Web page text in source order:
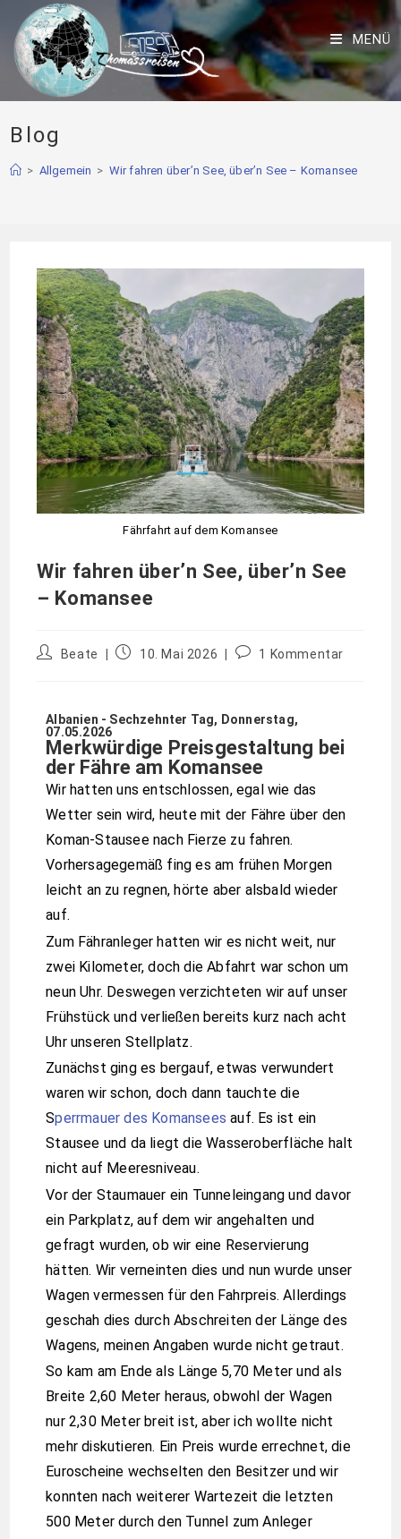
MENÜ
Blog
> Allgemein > Wir fahren über’n See, über’n See – Komansee
Fährfahrt auf dem Komansee
Wir fahren über’n See, über’n See
– Komansee
Beate 10. Mai 2026 1 Kommentar
Albanien - Sechzehnter Tag, Donnerstag,
07.05.2026
Merkwürdige Preisgestaltung bei
der Fähre am Komansee
Wir hatten uns entschlossen, egal wie das
Wetter sein wird, heute mit der Fähre über den
Koman-Stausee nach Fierze zu fahren.
Vorhersagegemäß fing es am frühen Morgen
leicht an zu regnen, hörte aber alsbald wieder
auf.
Zum Fähranleger hatten wir es nicht weit, nur
zwei Kilometer, doch die Abfahrt war schon um
neun Uhr. Deswegen verzichteten wir auf unser
Frühstück und verließen bereits kurz nach acht
Uhr unseren Stellplatz.
Zunächst ging es bergauf, etwas verwundert
waren wir schon, doch dann tauchte die
Sperrmauer des Komansees auf. Es ist ein
Stausee und da liegt die Wasseroberfläche halt
nicht auf Meeresniveau.
Vor der Staumauer ein Tunneleingang und davor
ein Parkplatz, auf dem wir angehalten und
gefragt wurden, ob wir eine Reservierung
hätten. Wir verneinten dies und nun wurde unser
Wagen vermessen für den Fahrpreis. Allerdings
geschah dies durch Abschreiten der Länge des
Wagens, meinen Angaben wurde nicht getraut.
So kam am Ende als Länge 5,70 Meter und als
Breite 2,60 Meter heraus, obwohl der Wagen
nur 2,30 Meter breit ist, aber ich wollte nicht
mehr diskutieren. Ein Preis wurde errechnet, die
Euroscheine wechselten den Besitzer und wir
konnten nach weiterer Wartezeit die letzten
500 Meter durch den Tunnel zum Anleger